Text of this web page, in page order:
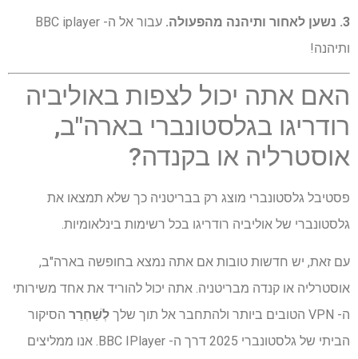
3. נשען לאחור ותיהנה מהפעולה.
עבור אל ה- BBC iplayer
ותיהנה!
האם אתה יכול לצפות באוליביה
רודריגו בגלסטונברי בארה"ב,
אוסטרליה או בקנדה?
פסטיבל גלסטונברי מוצג רק בבריטניה כך שלא תמצאו את
גלסטונברי של אוליביה רודריגו בכל רשימות בינלאומיות.
עם זאת, יש חדשות טובות אם אתה נמצא בחופשה בארה"ב,
אוסטרליה או קנדה מבריטניה. אתה יכול להוריד את אחד משירותי
ה- VPN הטובים ביותר ולהתחבר אל תוך שלך
לְשַׁחְרֵר הסיקור
הביתי של גלסטונברי 2025 דרך ה- BBC IPlayer. אנו ממליצים